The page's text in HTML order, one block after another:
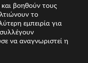
βοηθούν τους
το
εμπειρία για
να αναγνωριστεί η